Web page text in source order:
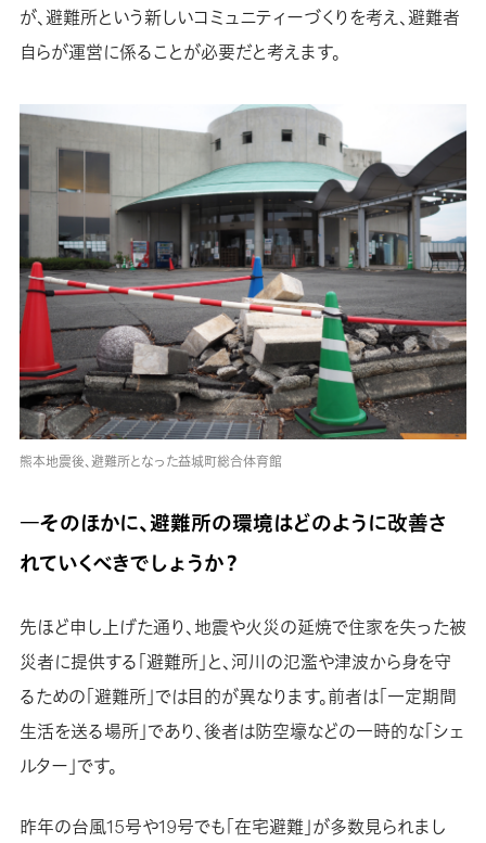
が、避難所という新しいコミュニティーづくりを考え、避難者
自らが運営に係ることが必要だと考えます。
熊本地震後、避難所となった益城町総合体育館
―そのほかに、避難所の環境はどのように改善さ
れていくべきでしょうか？
先ほど申し上げた通り、地震や火災の延焼で住家を失った被
災者に提供する「避難所」と、河川の氾濫や津波から身を守
るための「避難所」では目的が異なります。前者は「一定期間
生活を送る場所」であり、後者は防空壕などの一時的な「シェ
ルター」です。
昨年の台風15号や19号でも「在宅避難」が多数見られまし